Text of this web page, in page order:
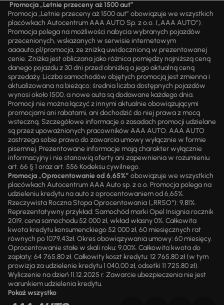
Promocja „Letnie przeceny aż 1500 aut”
Promocja „Letnie przeceny aż 1500 aut” obowiązuje we wszystkich
placówkach Autocentrum AAA AUTO Sp. z o.o. („AAA AUTO”).
Promocja polega na możliwości nabycia wybranych pojazdów
przecenionych, wskazanych w serwisie internetowym
aaaauto.pl/promocja, ze zniżką uwidocznioną w prezentowanej
cenie. Zniżka jest obliczana jako różnica pomiędzy najniższą ceną
danego pojazdu z 30 dni przed obniżką a jego aktualną ceną
sprzedaży. Liczba samochodów objętych promocją jest zmienna i
aktualizowana na bieżąco; średnia liczba dostępnych pojazdów
wynosi około 1500, a nowe auta są dodawane każdego dnia.
Promocji nie można łączyć z innymi aktualnie obowiązującymi
promocjami ani rabatami, ani dochodzić do niej prawa z mocą
wsteczną. Szczegółowe informacje o zasadach promocji udzielane
są przez upoważnionych pracowników AAA AUTO. AAA AUTO
zastrzega sobie prawo do zawarcia umowy wyłącznie w formie
pisemnej. Prezentowane informacje mają charakter wyłącznie
informacyjny i nie stanowią oferty ani zapewnienia w rozumieniu
art. 66 § 1 oraz art. 556 Kodeksu cywilnego.
Promocja „Oprocentowanie od 6,65%” obowiązuje we wszystkich
placówkach Autocentrum AAA Auto sp. z o.o. Promocja polega na
udzieleniu kredytu na auto z oprocentowaniem od 6,65%.
Rzeczywista Roczna Stopa Oprocentowania („RRSO“): 9,81%.
Reprezentatywny przykład: Samochód marki Opel Insignia rocznik
2019, cena samochodu 52 000 zł, wkład własny 0%. Całkowita
kwota kredytu konsumenckiego 52 000 zł, 60 miesięcznych rat
równych po 1079,43zł. Okres obowiązywania umowy: 60 miesięcy.
Oprocentowanie stałe w skali roku: 9,00%. Całkowita kwota do
zapłaty: 64 765,80 zł. Całkowity koszt kredytu: 12 765,80 zł (w tym
prowizja za udzielenie kredytu 1 040,00 zł, odsetki 11 725,80 zł).
Wyliczenie na dzień 11.12.2025 r. Zawarcie ubezpieczenia nie jest
warunkiem udzielenia kredytu.
Pokaż wszystko